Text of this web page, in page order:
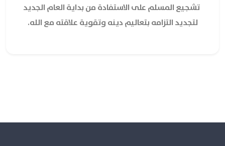
تشجيع المسلم على الاستفادة من بداية العام الجديد
لتجديد التزامه بتعاليم دينه وتقوية علاقته مع الله.